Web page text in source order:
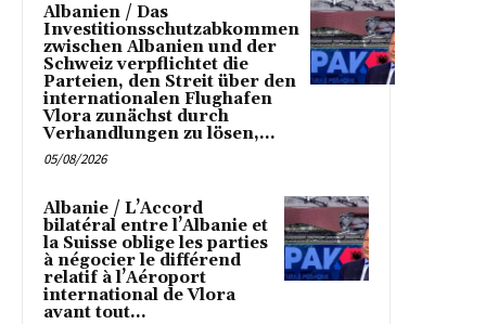
Albanien / Das
Investitionsschutzabkommen
zwischen Albanien und der
Schweiz verpflichtet die
Parteien, den Streit über den
internationalen Flughafen
Vlora zunächst durch
Verhandlungen zu lösen,...
05/08/2026
Albanie / L’Accord
bilatéral entre l’Albanie et
la Suisse oblige les parties
à négocier le différend
relatif à l’Aéroport
international de Vlora
avant tout...